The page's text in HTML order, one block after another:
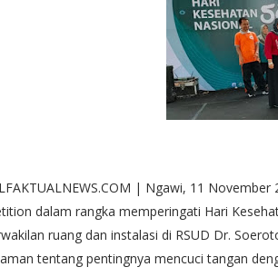
| Ngawi, 11
dalam rangka memperingati Hari
ruang dan instalasi di RSUD Dr.
tentang pentingnya mencuci tangan